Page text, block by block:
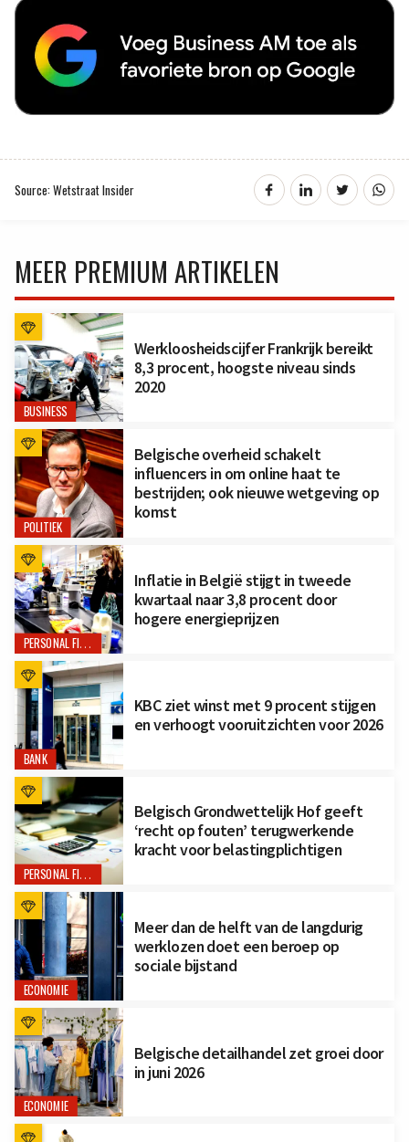
Source: Wetstraat Insider
MEER PREMIUM ARTIKELEN
BUSINESS
Werkloosheidscijfer Frankrijk bereikt
8,3 procent, hoogste niveau sinds
2020
POLITIEK
Belgische overheid schakelt
influencers in om online haat te
bestrijden; ook nieuwe wetgeving op
komst
PERSONAL FINANCE
Inflatie in België stijgt in tweede
kwartaal naar 3,8 procent door
hogere energieprijzen
BANK
KBC ziet winst met 9 procent stijgen
en verhoogt vooruitzichten voor 2026
PERSONAL FINANCE
Belgisch Grondwettelijk Hof geeft
‘recht op fouten’ terugwerkende
kracht voor belastingplichtigen
ECONOMIE
Meer dan de helft van de langdurig
werklozen doet een beroep op
sociale bijstand
ECONOMIE
Belgische detailhandel zet groei door
in juni 2026